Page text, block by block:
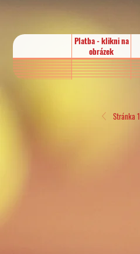
Platba - klikni na
obrázek
Stránka